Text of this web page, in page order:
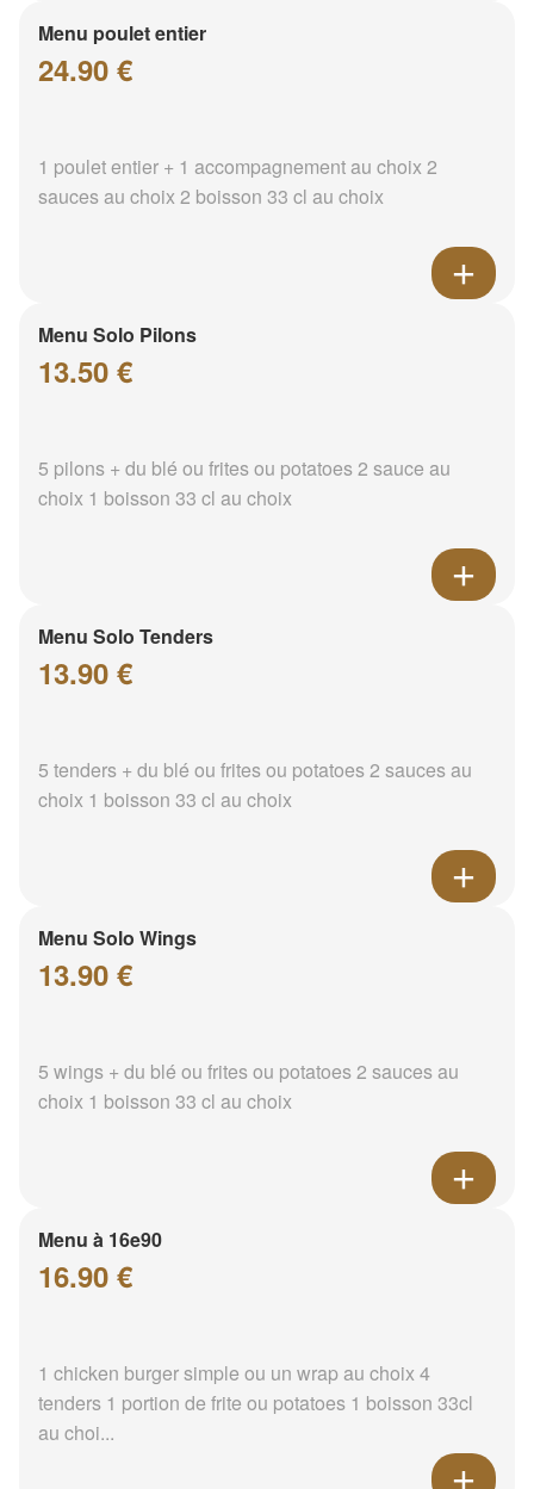
Menu poulet entier
24.90 €
1 poulet entier + 1 accompagnement au choix 2
sauces au choix 2 boisson 33 cl au choix
Menu Solo Pilons
13.50 €
5 pilons + du blé ou frites ou potatoes 2 sauce au
choix 1 boisson 33 cl au choix
Menu Solo Tenders
13.90 €
5 tenders + du blé ou frites ou potatoes 2 sauces au
choix 1 boisson 33 cl au choix
Menu Solo Wings
13.90 €
5 wings + du blé ou frites ou potatoes 2 sauces au
choix 1 boisson 33 cl au choix
Menu à 16e90
16.90 €
1 chicken burger simple ou un wrap au choix 4
tenders 1 portion de frite ou potatoes 1 boisson 33cl
au choi...